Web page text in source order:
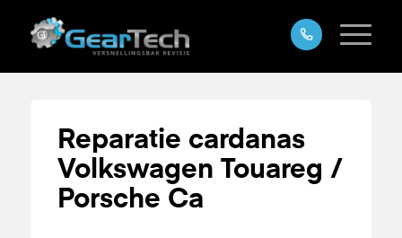
Reparatie cardanas
Volkswagen Touareg /
Porsche Ca